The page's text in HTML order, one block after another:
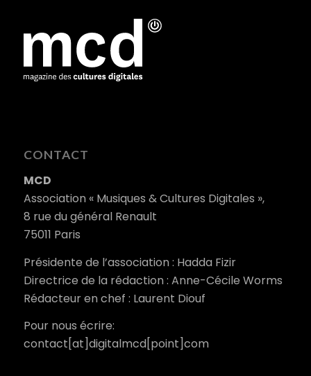
CONTACT
MCD
Association « Musiques & Cultures Digitales »,
8 rue du général Renault
75011 Paris
Présidente de l’association : Hadda Fizir
Directrice de la rédaction : Anne-Cécile Worms
Rédacteur en chef : Laurent Diouf
Pour nous écrire:
contact[at]digitalmcd[point]com